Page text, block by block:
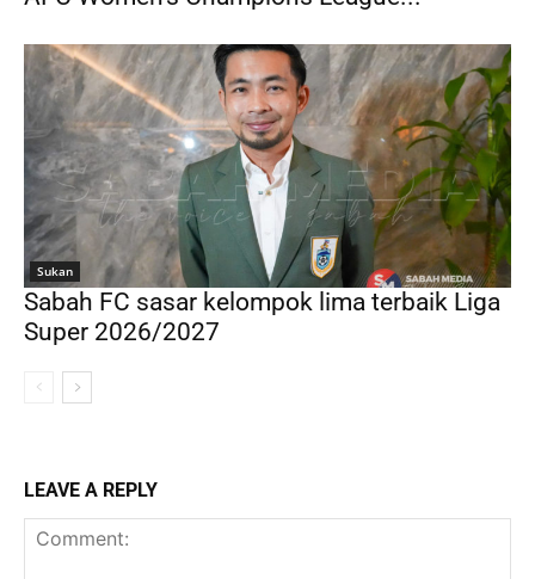
Sukan
Sabah FC sasar kelompok lima terbaik Liga
Super 2026/2027
LEAVE A REPLY